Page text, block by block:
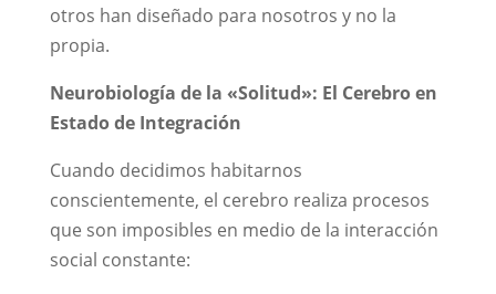
otros han diseñado para nosotros y no la
propia.
Neurobiología de la «Solitud»: El Cerebro en
Estado de Integración
Cuando decidimos habitarnos
conscientemente, el cerebro realiza procesos
que son imposibles en medio de la interacción
social constante: